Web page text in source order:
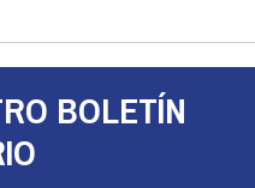
BOLETÍN